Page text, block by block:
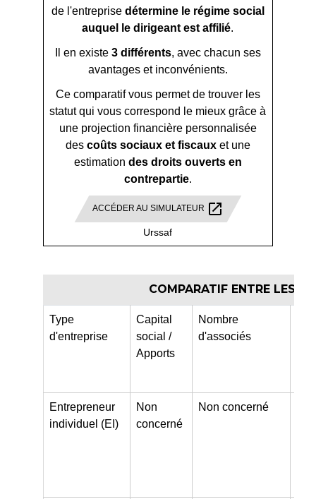
de l'entreprise détermine le régime social
auquel le dirigeant est affilié.
Il en existe 3 différents, avec chacun ses
avantages et inconvénients.
Ce comparatif vous permet de trouver les
statut qui vous correspond le mieux grâce à
une projection financière personnalisée
des coûts sociaux et fiscaux et une
estimation des droits ouverts en
contrepartie.
ACCÉDER AU SIMULATEUR open_in_new
Urssaf
COMPARATIF ENTRE LES
Type
d'entreprise
Capital
social /
Apports
Nombre
d'associés
Entrepreneur
individuel (EI)
Non
concerné
Non concerné